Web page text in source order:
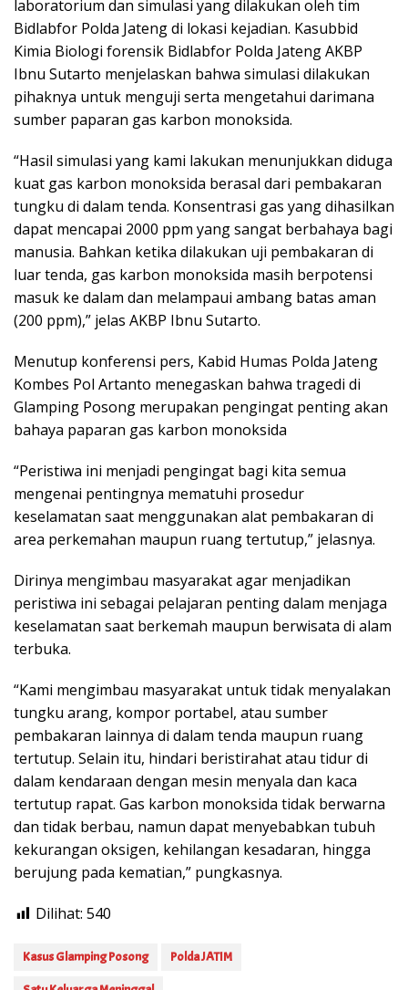
laboratorium dan simulasi yang dilakukan oleh tim
Bidlabfor Polda Jateng di lokasi kejadian. Kasubbid
Kimia Biologi forensik Bidlabfor Polda Jateng AKBP
Ibnu Sutarto menjelaskan bahwa simulasi dilakukan
pihaknya untuk menguji serta mengetahui darimana
sumber paparan gas karbon monoksida.
“Hasil simulasi yang kami lakukan menunjukkan diduga
kuat gas karbon monoksida berasal dari pembakaran
tungku di dalam tenda. Konsentrasi gas yang dihasilkan
dapat mencapai 2000 ppm yang sangat berbahaya bagi
manusia. Bahkan ketika dilakukan uji pembakaran di
luar tenda, gas karbon monoksida masih berpotensi
masuk ke dalam dan melampaui ambang batas aman
(200 ppm),” jelas AKBP Ibnu Sutarto.
Menutup konferensi pers, Kabid Humas Polda Jateng
Kombes Pol Artanto menegaskan bahwa tragedi di
Glamping Posong merupakan pengingat penting akan
bahaya paparan gas karbon monoksida
“Peristiwa ini menjadi pengingat bagi kita semua
mengenai pentingnya mematuhi prosedur
keselamatan saat menggunakan alat pembakaran di
area perkemahan maupun ruang tertutup,” jelasnya.
Dirinya mengimbau masyarakat agar menjadikan
peristiwa ini sebagai pelajaran penting dalam menjaga
keselamatan saat berkemah maupun berwisata di alam
terbuka.
“Kami mengimbau masyarakat untuk tidak menyalakan
tungku arang, kompor portabel, atau sumber
pembakaran lainnya di dalam tenda maupun ruang
tertutup. Selain itu, hindari beristirahat atau tidur di
dalam kendaraan dengan mesin menyala dan kaca
tertutup rapat. Gas karbon monoksida tidak berwarna
dan tidak berbau, namun dapat menyebabkan tubuh
kekurangan oksigen, kehilangan kesadaran, hingga
berujung pada kematian,” pungkasnya.
Dilihat: 540
Kasus Glamping Posong Polda JATIM